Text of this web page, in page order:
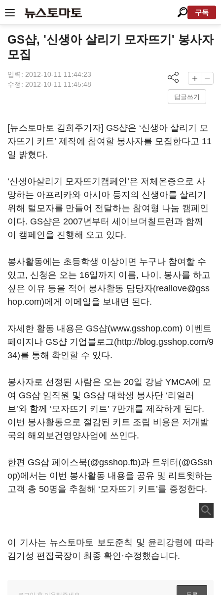
구독
GS샵, '신생아 살리기 모자뜨기' 봉사자
모집
입력: 2012-10-11 11:44:23
수정: 2012-10-11 11:45:48
답글쓰기
[뉴스토마토 김희주기자] GS샵은 ‘신생아 살리기 모
자뜨기 키트’ 제작에 참여할 봉사자를 모집한다고 11
일 밝혔다.
‘신생아살리기 모자뜨기캠페인’은 저체온증으로 사
망하는 아프리카와 아시아 등지의 신생아를 살리기
위해 털모자를 만들어 전달하는 참여형 나눔 캠페인
이다. GS샵은 2007년부터 세이브더칠드런과 함께
이 캠페인을 진행해 오고 있다.
봉사활동에는 초등학생 이상이면 누구나 참여할 수
있고, 신청은 오는 16일까지 이름, 나이, 봉사를 하고
싶은 이유 등을 적어 봉사활동 담당자(reallove@gss
hop.com)에게 이메일을 보내면 된다.
자세한 활동 내용은 GS샵(www.gsshop.com) 이벤트
페이지나 GS샵 기업블로그(http://blog.gsshop.com/9
34)를 통해 확인할 수 있다.
봉사자로 선정된 사람은 오는 20일 강남 YMCA에 모
여 GS샵 임직원 및 GS샵 대학생 봉사단 ‘리얼러
브’와 함께 ‘모자뜨기 키트’ 7만개를 제작하게 된다.
이번 봉사활동으로 절감된 키트 조립 비용은 저개발
국의 해외보건영양사업에 쓰인다.
한편 GS샵 페이스북(@gsshop.fb)과 트위터(@GSsh
op)에서는 이번 봉사활동 내용을 공유 및 리트윗하는
고객 총 50명을 추첨해 ‘모자뜨기 키트’를 증정한다.
이 기사는 뉴스토마토 보도준칙 및 윤리강령에 따라
김기성 편집국장이 최종 확인·수정했습니다.